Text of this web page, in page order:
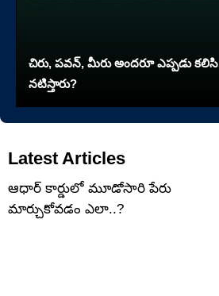
చిరు, పవన్, మీరు అందరూ ఎప్పడు కలిసి
నటిస్తారు?
Latest Articles
ఆధార్ కార్డులో మూడోసారి పేరు
మార్చుకోవడం ఎలా..?